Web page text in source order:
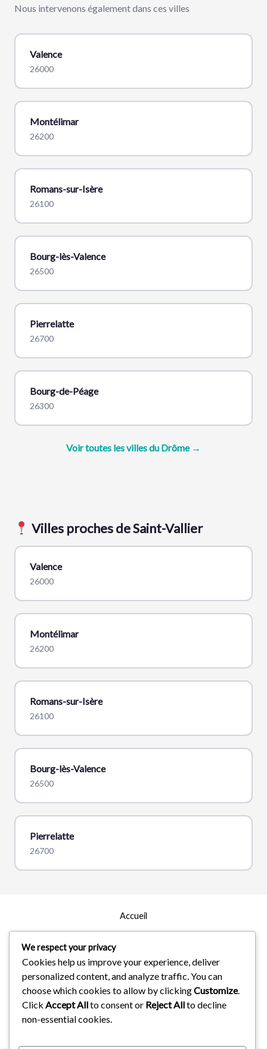
Nous intervenons également dans ces villes
Valence
26000
Montélimar
26200
Romans-sur-Isère
26100
Bourg-lès-Valence
26500
Pierrelatte
26700
Bourg-de-Péage
26300
Voir toutes les villes du Drôme →
Villes proches de Saint-Vallier
Valence
26000
Montélimar
26200
Romans-sur-Isère
26100
Bourg-lès-Valence
26500
Pierrelatte
26700
Accueil
À Propos
Services
Droit d'Auteur © 2026
We respect your privacy
Cookies help us improve your experience, deliver
personalized content, and analyze traffic. You can
choose which cookies to allow by clickingCustomize.
Click Accept Allto consent or Reject Allto decline
non-essential cookies.